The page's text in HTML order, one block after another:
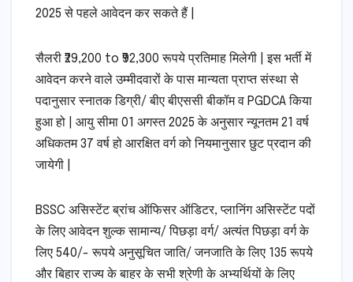
2025 से पहले आवेदन कर सकते हैं |
सैलरी ₹29,200 to ₹92,300 रूपये प्रतिमाह मिलेगी | इस भर्ती में
आवेदन करने वाले उम्मीदवारों के पास मान्यता प्राप्त संस्था से
पदानुसार स्नातक डिग्री/ बीए बीएससी बीकॉम व PGDCA किया
हुआ हो | आयु सीमा 01 अगस्त 2025 के अनुसार न्यूनतम 21 वर्ष
अधिकतम 37 वर्ष हो आरक्षित वर्ग को नियमानुसार छुट प्रदान की
जायेगी |
BSSC असिस्टेंट ब्रांच ऑफिसर ऑडिटर, प्लानिंग असिस्टेंट पदों
के लिए आवेदन शुल्क सामान्य/ पिछड़ा वर्ग/ अत्यंत पिछड़ा वर्ग के
लिए 540/- रूपये अनुसूचित जाति/ जनजाति के लिए 135 रूपये
और बिहार राज्य के बाहर के सभी श्रेणी के अभ्यर्थियों के लिए